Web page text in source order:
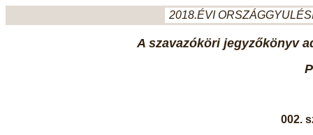
2018.ÉVI
A szavazóköri jegyzőkönyv
002.